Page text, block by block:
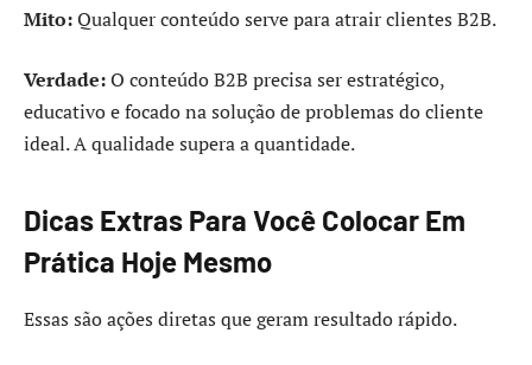
Mito:Qualquer conteúdo serve para atrair clientes B2B.
Verdade:O conteúdo B2B precisa ser estratégico,
educativo e focado na solução de problemas do cliente
ideal. A qualidade supera a quantidade.
Dicas Extras Para Você Colocar Em
Prática Hoje Mesmo
Essas são ações diretas que geram resultado rápido.